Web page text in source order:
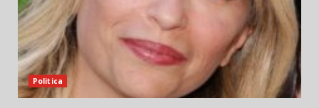
Politica